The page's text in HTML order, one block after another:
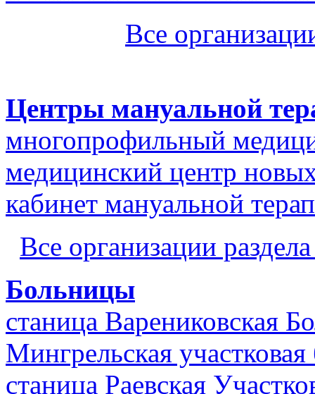
Все
Центры мануальной
многопрофильный
медицинский центр
кабинет мануальной
Все организации
Больницы
станица Варениковская
Мингрельская
станица Раевская